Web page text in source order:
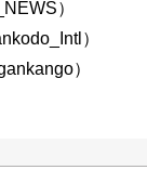
）
）
）